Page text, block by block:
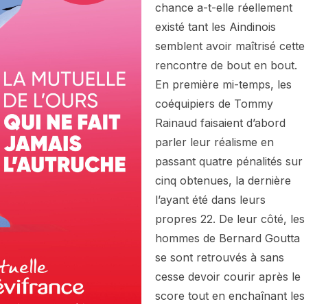
chance a-t-elle réellement
existé tant les Aindinois
semblent avoir maîtrisé cette
rencontre de bout en bout.
En première mi-temps, les
coéquipiers de Tommy
Rainaud faisaient d’abord
parler leur réalisme en
passant quatre pénalités sur
cinq obtenues, la dernière
l’ayant été dans leurs
propres 22. De leur côté, les
hommes de Bernard Goutta
se sont retrouvés à sans
cesse devoir courir après le
score tout en enchaînant les